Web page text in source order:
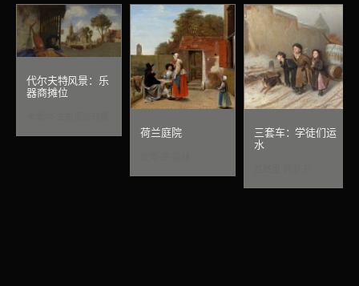
代尔夫特风景：乐
器商摊位
荷兰庭院
三套车：学徒们运
水